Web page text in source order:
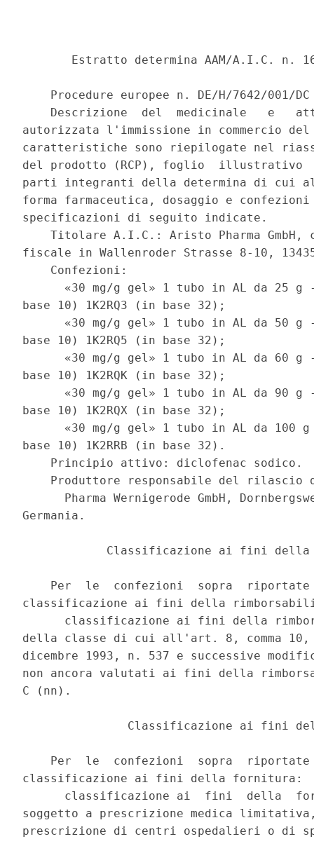
Estratto determina AAM/A.I.C. n.
Procedure europee n. DE/H/7642/001/
Descrizione  del  medicinale   e
autorizzata l'immissione in commercio
caratteristiche sono riepilogate nel
del prodotto (RCP), foglio
parti integranti della determina di cui
forma farmaceutica, dosaggio e
specificazioni di seguito indicate.
Titolare A.I.C.: Aristo Pharma GmbH,
fiscale in Wallenroder Strasse 8-10,
    Confezioni:
«30 mg/g gel» 1 tubo in AL da 25 g
base 10) 1K2RQ3 (in base 32);
«30 mg/g gel» 1 tubo in AL da 50 g
base 10) 1K2RQ5 (in base 32);
«30 mg/g gel» 1 tubo in AL da 60 g
base 10) 1K2RQK (in base 32);
«30 mg/g gel» 1 tubo in AL da 90 g
base 10) 1K2RQX (in base 32);
«30 mg/g gel» 1 tubo in AL da 100
base 10) 1K2RRB (in base 32).
    Principio attivo: diclofenac sodico.
Produttore responsabile del rilascio
Pharma Wernigerode GmbH,
Germania.
Classificazione ai fini
Per  le  confezioni  sopra
classificazione ai fini della
classificazione ai fini della
della classe di cui all'art. 8, comma
dicembre 1993, n. 537 e successive
non ancora valutati ai fini della
C (nn).
Classificazione ai fini
Per  le  confezioni  sopra
classificazione ai fini della fornitura:
classificazione ai  fini  della
soggetto a prescrizione medica
prescrizione di centri ospedalieri o di